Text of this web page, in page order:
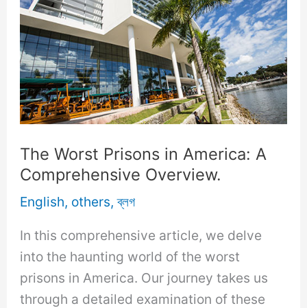
The Worst Prisons in America: A
Comprehensive Overview.
English, others,ব্লগ
In this comprehensive article, we delve
into the haunting world of the worst
prisons in America. Our journey takes us
through a detailed examination of these